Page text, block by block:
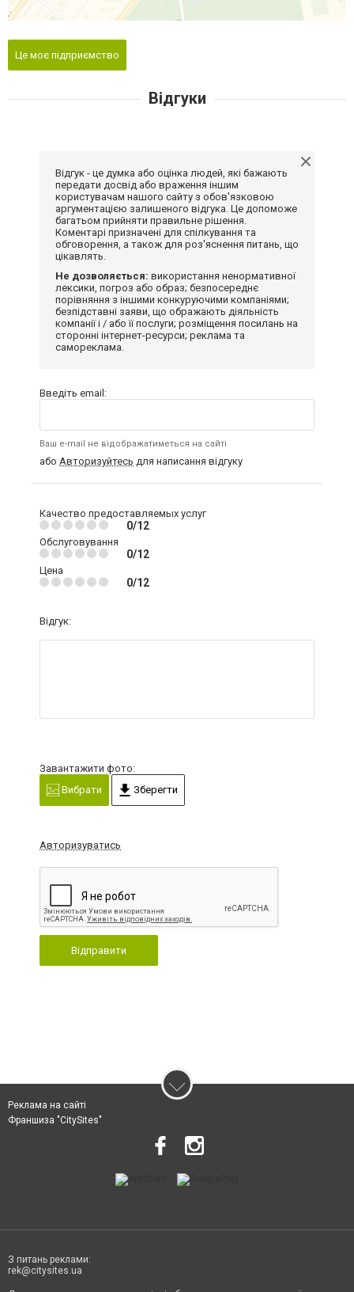
Це моє підприємство
Відгуки
Відгук - це думка або оцінка людей, які бажають
передати досвід або враження іншим
користувачам нашого сайту з обов'язковою
аргументацією залишеного відгука. Це допоможе
багатьом прийняти правильне рішення.
Коментарі призначені для спілкування та
обговорення, а також для роз'яснення питань, що
цікавлять.
Не дозволяється: використання ненормативної
лексики, погроз або образ; безпосереднє
порівняння з іншими конкуруючими компаніями;
безпідставні заяви, що ображають діяльність
компанії і / або її послуги; розміщення посилань на
сторонні інтернет-ресурси; реклама та
самореклама.
Введіть email:
Ваш e-mail не відображатиметься на сайті
або Авторизуйтесь для написання відгуку
Качество предоставляемых услуг
0/12
Обслуговування
0/12
Цена
0/12
Відгук:
Завантажити фото:
Вибрати
Зберегти
Авторизуватись
Відправити
Реклама на сайті
Франшиза "CitySites"
З питань реклами:
rek@citysites.ua